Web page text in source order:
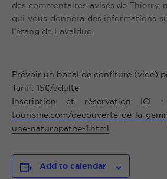
des commentaires avisés de Thierry,
qui vous donnera des informations
l’étang de Lavalduc.
Prévoir un bocal de confiture (vide)
Tarif : 15€/adulte
Inscription et réservation ICI
tourisme.com/decouverte-de-la-
une-naturopathe-1.html
Add to calendar